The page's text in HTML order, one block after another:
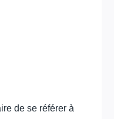
de se référer à